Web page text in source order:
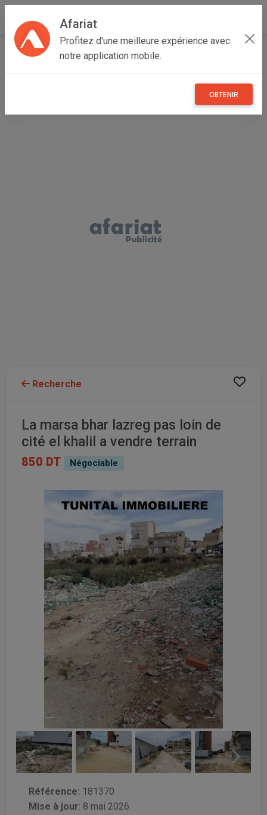
Afariat
Profitez d'une meilleure expérience avec
notre application mobile.
OBTENIR
Accueil Immobilier Grand Tunis
Recherche
La marsa bhar lazreg pas loin de
cité el khalil a vendre terrain
850 DT Négociable
Référence: 181370
Mise à jour: 8 mai 2026